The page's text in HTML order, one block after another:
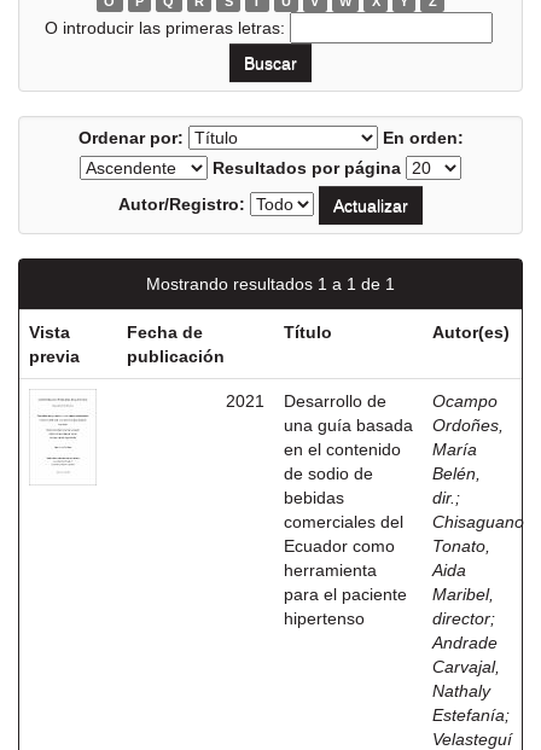
O introducir las primeras letras:
Ordenar por:
En orden:
Resultados por página
Autor/Registro:
Mostrando resultados 1 a 1 de 1
Vista
previa
Fecha de
publicación
Título Autor(es)
2021
Desarrollo de
una guía basada
en el contenido
de sodio de
bebidas
comerciales del
Ecuador como
herramienta
para el paciente
hipertenso
Ocampo
Ordoñes,
María
Belén,
dir. ;
Chisaguano
Tonato,
Aida
Maribel,
director;
Andrade
Carvajal,
Nathaly
Estefanía;
Velasteguí